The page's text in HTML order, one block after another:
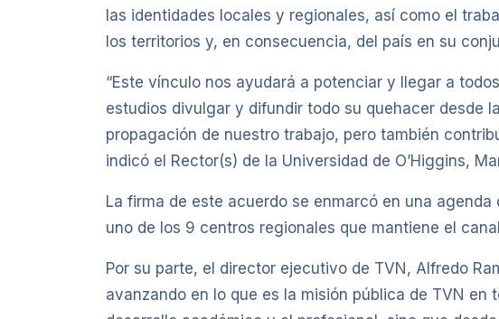
las identidades locales y regionales, así como el
los territorios y, en consecuencia, del país en su
“Este vínculo nos ayudará a potenciar y llegar a
estudios divulgar y difundir todo su quehacer desde
propagación de nuestro trabajo, pero también
indicó el Rector(s) de la Universidad de O’Higgins,
La firma de este acuerdo se enmarcó en una
uno de los 9 centros regionales que mantiene el
Por su parte, el director ejecutivo de TVN, Alfredo
avanzando en lo que es la misión pública de TVN en